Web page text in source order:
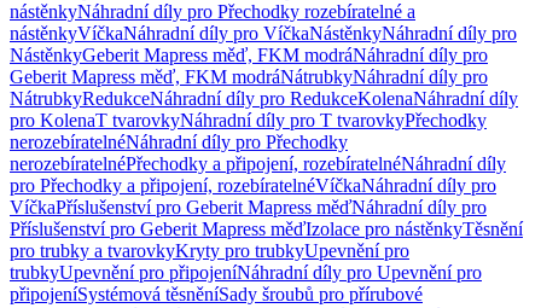
nástěnkyNáhradní díly pro Přechodky rozebíratelné a
nástěnkyVíčkaNáhradní díly pro VíčkaNástěnkyNáhradní díly pro
NástěnkyGeberit Mapress měď, FKM modráNáhradní díly pro
Geberit Mapress měď, FKM modráNátrubkyNáhradní díly pro
NátrubkyRedukceNáhradní díly pro RedukceKolenaNáhradní díly
pro KolenaT tvarovkyNáhradní díly pro T tvarovkyPřechodky
nerozebíratelnéNáhradní díly pro Přechodky
nerozebíratelnéPřechodky a připojení, rozebíratelnéNáhradní díly
pro Přechodky a připojení, rozebíratelnéVíčkaNáhradní díly pro
VíčkaPříslušenství pro Geberit Mapress měďNáhradní díly pro
Příslušenství pro Geberit Mapress měďIzolace pro nástěnkyTěsnění
pro trubky a tvarovkyKryty pro trubkyUpevnění pro
trubkyUpevnění pro připojeníNáhradní díly pro Upevnění pro
připojeníSystémová těsněníSady šroubů pro přírubové